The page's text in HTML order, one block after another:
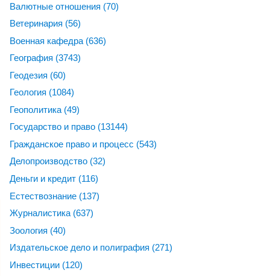
Валютные отношения (70)
Ветеринария (56)
Военная кафедра (636)
География (3743)
Геодезия (60)
Геология (1084)
Геополитика (49)
Государство и право (13144)
Гражданское право и процесс (543)
Делопроизводство (32)
Деньги и кредит (116)
Естествознание (137)
Журналистика (637)
Зоология (40)
Издательское дело и полиграфия (271)
Инвестиции (120)